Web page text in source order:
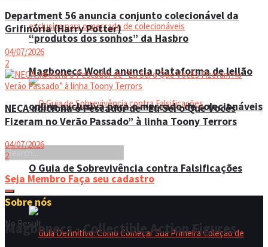
“produtos dos sonhos” da Hasbro
O Guia de Sobrevivência contra Falsificações
Magbonecs World anuncia plataforma de leilão
online exclusiva para o mercado de colecionáveis
No Result
Department 56 anuncia conjunto colecionável da
Grifinória (Harry Potter)
04/07/2026
2
NECA adiciona o Pescador de “Eu Sei o Que Vocês
Fizeram no Verão Passado” à linha Toony Terrors
04/07/2026
2
Seja Membro Faça seu cadastro
Sobre nós
Magbonecs - Collectible Action Figures